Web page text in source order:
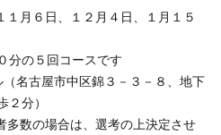
月６日、１２月４日、１月１５
の５回コースです
古屋市中区錦３－３－８、地下
２分）
数の場合は、選考の上決定させ